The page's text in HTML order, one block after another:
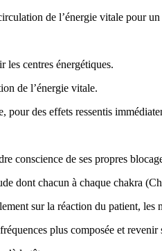
de l’énergie vitale pour
les centres énergétiques.
de l’énergie vitale.
pour des effets ressentis
conscience de ses propres
dont chacun à chaque chakra
sur la réaction du patient,
plus composée et